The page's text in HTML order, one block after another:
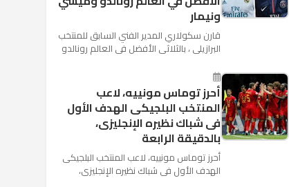
ونيمار
قارن سكولاري المدير الفني السابق للمنتخب
البرازيلي ، بالثلاثي الأفضل في العالم رونالدو
نجم ...
أحرز توماس مونييه، لاعب
المنتخب البلجيكى الهدف الأول
فى شباك نظيره الإنجليزى،
بالدقيقة الرابعة
أحرز توماس مونييه، لاعب المنتخب البلجيكى
الهدف الأول فى شباك نظيره الإنجليزى،